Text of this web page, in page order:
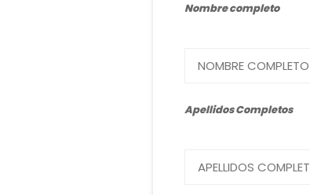
Nombre completo
Apellidos Completos